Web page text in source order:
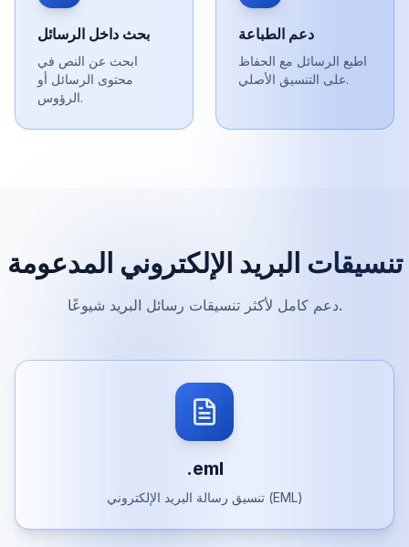
بحث داخل الرسائل
ابحث عن النص في
محتوى الرسائل أو
الرؤوس.
دعم الطباعة
اطبع الرسائل مع الحفاظ
على التنسيق الأصلي.
تنسيقات البريد الإلكتروني المدعومة
دعم كامل لأكثر تنسيقات رسائل البريد شيوعًا.
.eml
تنسيق رسالة البريد الإلكتروني (EML)